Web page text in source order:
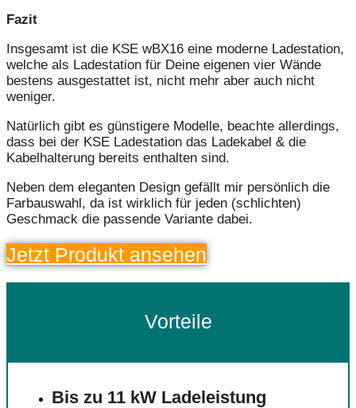
Fazit
Insgesamt ist die KSE wBX16 eine moderne Ladestation,
welche als Ladestation für Deine eigenen vier Wände
bestens ausgestattet ist, nicht mehr aber auch nicht
weniger.
Natürlich gibt es günstigere Modelle, beachte allerdings,
dass bei der KSE Ladestation das Ladekabel & die
Kabelhalterung bereits enthalten sind.
Neben dem eleganten Design gefällt mir persönlich die
Farbauswahl, da ist wirklich für jeden (schlichten)
Geschmack die passende Variante dabei.
Jetzt Produkt ansehen
Vorteile
Bis zu 11 kW Ladeleistung